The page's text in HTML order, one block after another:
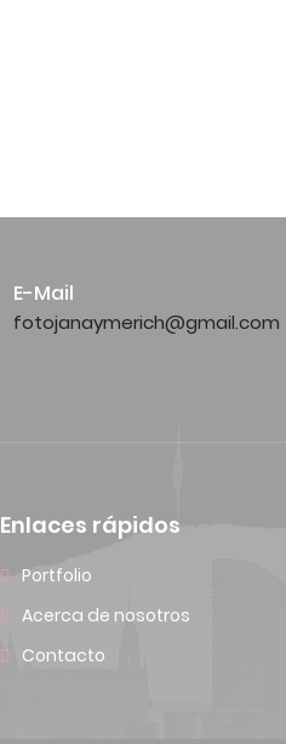
E-Mail
fotojanaymerich@gmail.com
Enlaces rápidos
Portfolio
Acerca de nosotros
Contacto